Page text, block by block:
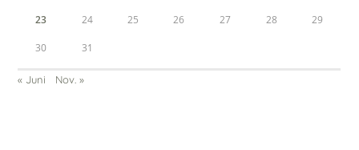
23 24 25 26 27 28 29
30 31
« Juni Nov. »